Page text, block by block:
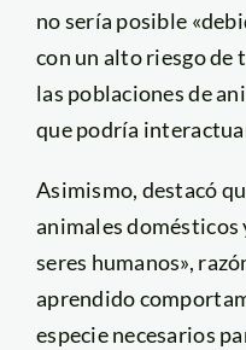
no sería posible
con un alto riesgo de
las poblaciones de
que podría
Asimismo, destacó
animales domésticos
seres humanos»,
aprendido
especie necesarios